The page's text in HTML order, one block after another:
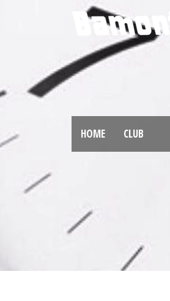
HOME CLUB